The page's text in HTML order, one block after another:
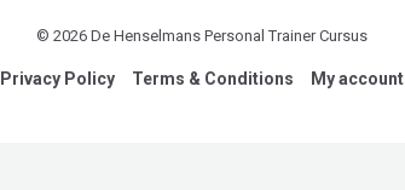
© 2026 De Henselmans Personal Trainer Cursus
Privacy Policy Terms & Conditions My account